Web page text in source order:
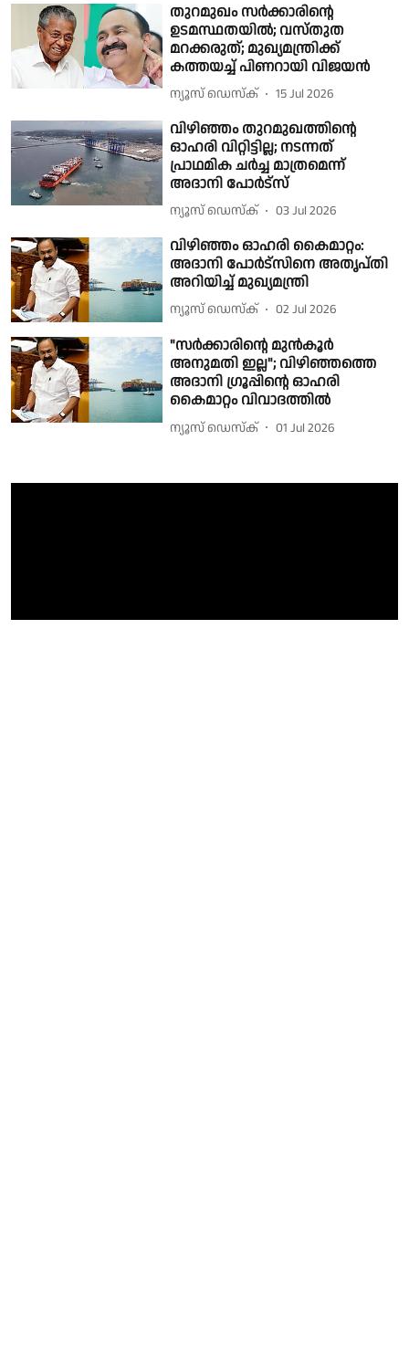
തുറമുഖം സർക്കാരിന്റെ
ഉടമസ്ഥതയിൽ; വസ്തുത
മറക്കരുത്; മുഖ്യമന്ത്രിക്ക്
കത്തയച്ച് പിണറായി വിജയൻ
ന്യൂസ് ഡെസ്ക് 15 Jul 2026
വിഴിഞ്ഞം തുറമുഖത്തിന്റെ
ഓഹരി വിറ്റിട്ടില്ല; നടന്നത്
പ്രാഥമിക ചര്‍ച്ച മാത്രമെന്ന്
അദാനി പോര്‍ട്‌സ്
ന്യൂസ് ഡെസ്ക് 03 Jul 2026
വിഴിഞ്ഞം ഓഹരി കൈമാറ്റം:
അദാനി പോർട്സിനെ അതൃപ്തി
അറിയിച്ച് മുഖ്യമന്ത്രി
ന്യൂസ് ഡെസ്ക് 02 Jul 2026
"സർക്കാരിൻ്റെ മുൻകൂർ
അനുമതി ഇല്ല"; വിഴിഞ്ഞത്തെ
അദാനി ഗ്രൂപ്പിൻ്റെ ഓഹരി
കൈമാറ്റം വിവാദത്തിൽ
ന്യൂസ് ഡെസ്ക് 01 Jul 2026